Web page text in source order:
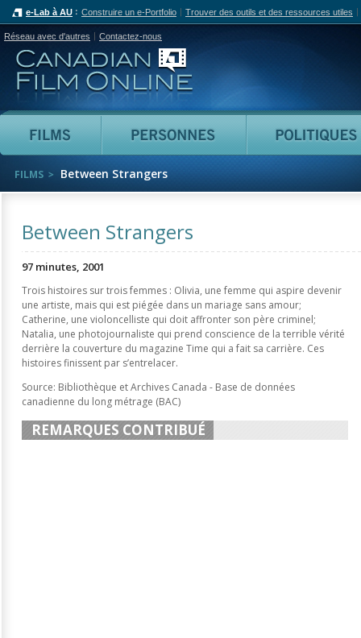
e-Lab à AU Construire un e-Portfolio Trouver des outils et des ressources utiles
Réseau avec d'autres Contactez-nous
Canadian Film Online
Films Personnes
FILMS Between Strangers
Between Strangers
97 minutes, 2001
Trois histoires sur trois femmes : Olivia, une femme qui aspire devenir
une artiste, mais qui est piégée dans un mariage sans amour;
Catherine, une violoncelliste qui doit affronter son père criminel;
Natalia, une photojournaliste qui prend conscience de la terrible vérité
derrière la couverture du magazine Time qui a fait sa carrière. Ces
histoires finissent par s’entrelacer.
Source: Bibliothèque et Archives Canada - Base de données
canadienne du long métrage (BAC)
REMARQUES CONTRIBUÉ